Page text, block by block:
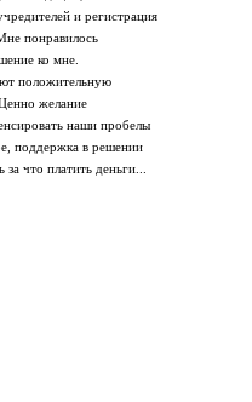
и регистрация
понравилось
ко мне.
положительную
желание
наши пробелы
поддержка в решении
за что платить деньги...